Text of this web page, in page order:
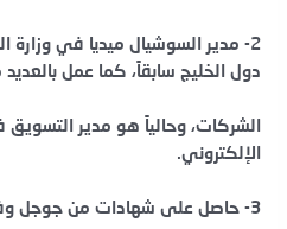
2- مدير السوشيال ميديا في
دول الخليج سابقاً، كما عمل
الشركات، وحالياً هو مدير
الإلكتروني.
3- حاصل على شهادات من جوجل وفودافون والسفارة الأمريكية.